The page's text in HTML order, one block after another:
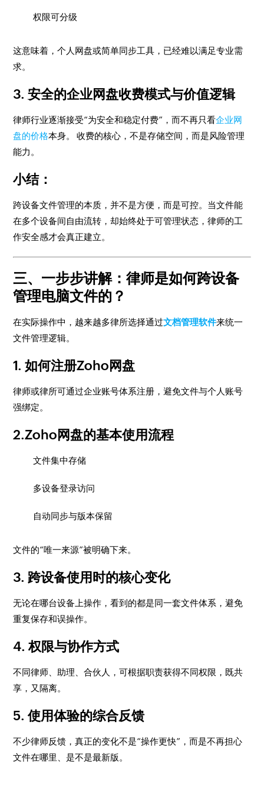
权限可分级
这意味着，个人网盘或简单同步工具，已经难以满足专业需
求。
3. 安全的企业网盘收费模式与价值逻辑
律师行业逐渐接受“为安全和稳定付费”，而不再只看企业网
盘的价格本身。 收费的核心，不是存储空间，而是风险管理
能力。
小结：
跨设备文件管理的本质，并不是方便，而是可控。当文件能
在多个设备间自由流转，却始终处于可管理状态，律师的工
作安全感才会真正建立。
三、一步步讲解：律师是如何跨设备
管理电脑文件的？
在实际操作中，越来越多律所选择通过文档管理软件来统一
文件管理逻辑。
1. 如何注册Zoho网盘
律师或律所可通过企业账号体系注册，避免文件与个人账号
强绑定。
2.Zoho网盘的基本使用流程
文件集中存储
多设备登录访问
自动同步与版本保留
文件的“唯一来源”被明确下来。
3. 跨设备使用时的核心变化
无论在哪台设备上操作，看到的都是同一套文件体系，避免
重复保存和误操作。
4. 权限与协作方式
不同律师、助理、合伙人，可根据职责获得不同权限，既共
享，又隔离。
5. 使用体验的综合反馈
不少律师反馈，真正的变化不是“操作更快”，而是不再担心
文件在哪里、是不是最新版。